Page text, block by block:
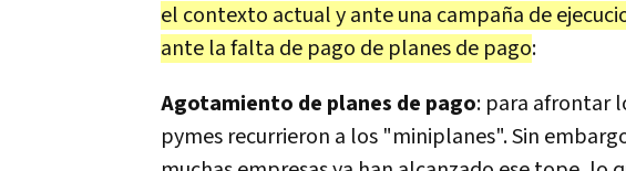
el contexto actual y ante una campaña de
ante la falta de pago de planes de pago:
Agotamiento de planes de pago: para afrontar
pymes recurrieron a los "miniplanes". Sin